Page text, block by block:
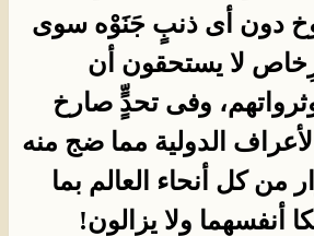
دون أى ذنبٍ جَنَوْه سوى
لا يستحقون أن
وثرواتهم، وفى تحدٍٍّ صارخ
الدولية مما ضج منه
من كل أنحاء العالم بما
أنفسهما ولا يزالون!